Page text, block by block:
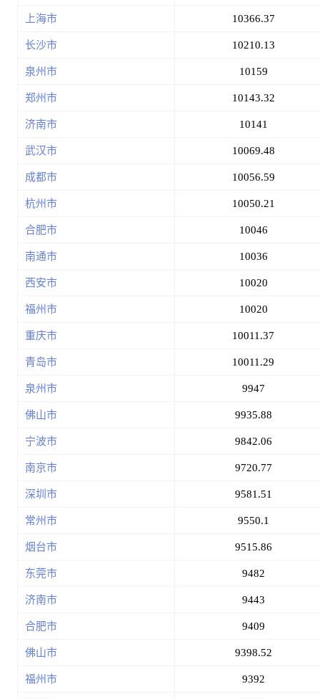
上海市 10366.37
长沙市 10210.13
泉州市 10159
郑州市 10143.32
济南市 10141
武汉市 10069.48
成都市 10056.59
杭州市 10050.21
合肥市 10046
南通市 10036
西安市 10020
福州市 10020
重庆市 10011.37
青岛市 10011.29
泉州市 9947
佛山市 9935.88
宁波市 9842.06
南京市 9720.77
深圳市 9581.51
常州市 9550.1
烟台市 9515.86
东莞市 9482
济南市 9443
合肥市 9409
佛山市 9398.52
福州市 9392